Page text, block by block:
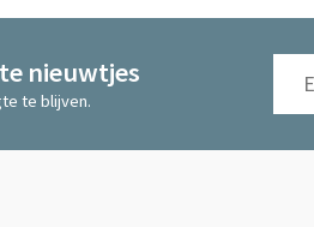
nieuwtjes
te blijven.